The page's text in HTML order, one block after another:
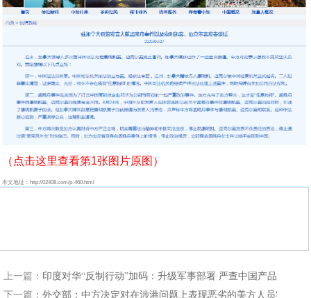
（点击这里查看第1张图片原图）
本文地址：http://02408.com/p-460.html
上一篇： 印度对华“反制行动”加码：升级军事部署 严查中国产品
下一篇： 外交部：中方决定对在涉港问题上表现恶劣的美方人员实施签